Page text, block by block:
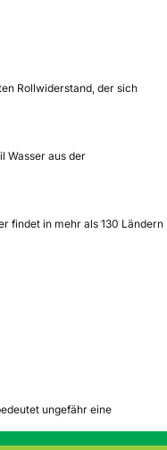
Rollwiderstand, der sich
Wasser aus der
findet in mehr als 130 Ländern
ungefähr eine